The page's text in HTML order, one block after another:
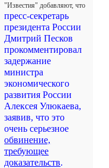
"Известия" добавляют, что
пресс-секретарь
президента России
Дмитрий Песков
прокомментировал
задержание
министра
экономического
развития России
Алексея Улюкаева,
заявив, что это
очень серьезное
обвинение,
требующее
доказательств.